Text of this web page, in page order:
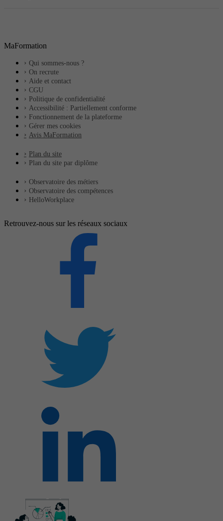
MaFormation
Qui sommes-nous ?
On recrute
Aide et contact
CGU
Politique de confidentialité
Accessibilité : Partiellement conforme
Fonctionnement de la plateforme
Gérer mes cookies
Avis MaFormation
Plan du site
Plan du site par diplôme
Observatoire des métiers
Observatoire des compétences
HelloWorkplace
Retrouvez-nous sur les réseaux sociaux